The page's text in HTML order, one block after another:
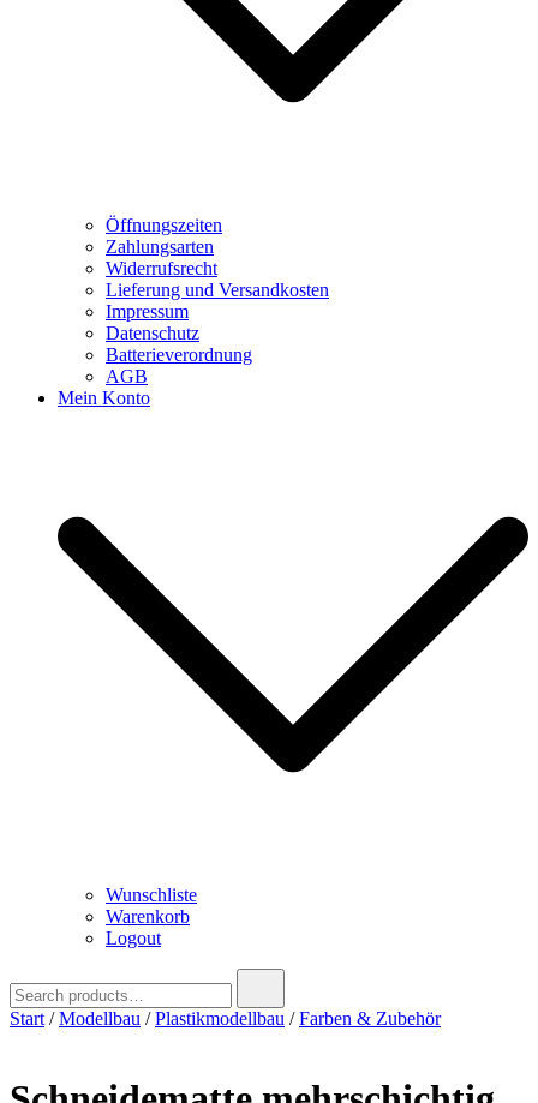
Öffnungszeiten
Zahlungsarten
Widerrufsrecht
Lieferung und Versandkosten
Impressum
Datenschutz
Batterieverordnung
AGB
Mein Konto
Wunschliste
Warenkorb
Logout
for:
Start /Modellbau /Plastikmodellbau /Farben & Zubehör